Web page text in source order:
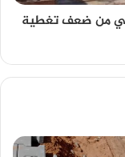
من ضعف تغطية